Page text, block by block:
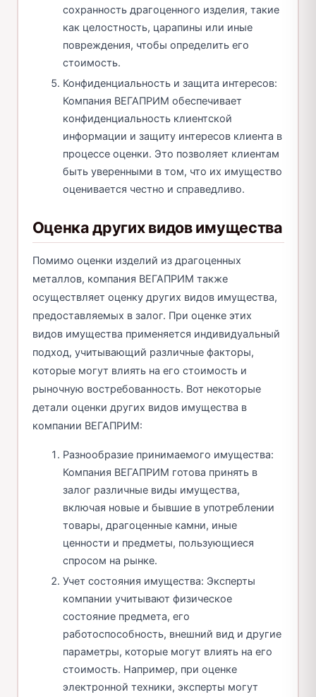
сохранность драгоценного изделия, такие
как целостность, царапины или иные
повреждения, чтобы определить его
стоимость.
Конфиденциальность и защита интересов:
Компания ВЕГАПРИМ обеспечивает
конфиденциальность клиентской
информации и защиту интересов клиента в
процессе оценки. Это позволяет клиентам
быть уверенными в том, что их имущество
оценивается честно и справедливо.
Оценка других видов имущества
Помимо оценки изделий из драгоценных
металлов, компания ВЕГАПРИМ также
осуществляет оценку других видов имущества,
предоставляемых в залог. При оценке этих
видов имущества применяется индивидуальный
подход, учитывающий различные факторы,
которые могут влиять на его стоимость и
рыночную востребованность. Вот некоторые
детали оценки других видов имущества в
компании ВЕГАПРИМ:
Разнообразие принимаемого имущества:
Компания ВЕГАПРИМ готова принять в
залог различные виды имущества,
включая новые и бывшие в употреблении
товары, драгоценные камни, иные
ценности и предметы, пользующиеся
спросом на рынке.
Учет состояния имущества: Эксперты
компании учитывают физическое
состояние предмета, его
работоспособность, внешний вид и другие
параметры, которые могут влиять на его
стоимость. Например, при оценке
электронной техники, эксперты могут